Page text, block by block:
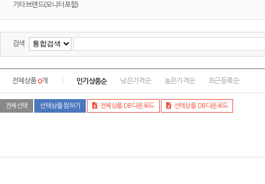
기타브랜드(모니터포함)
검색
전체상품0개 인기상품순 낮은가격순 높은가격순 최근등록순
전체선택 선택상품 찜하기 전체상품 DB다운로드 선택상품 DB다운로드